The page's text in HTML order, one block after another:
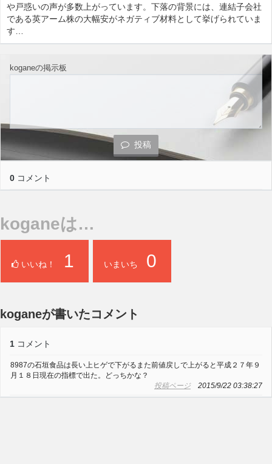
や戸惑いの声が多数上がっています。下落の背景には、連結子会社
である英アーム株の大幅安がネガティブ材料として挙げられていま
す…
koganeの掲示板
投稿
0 コメント
koganeは…
いいね！ 1 いまいち 0
koganeが書いたコメント
1 コメント
8987の石垣食品は長い上ヒゲで下がるまた前値戻しで上がると平成２７年９
月１８日現在の指標で出た。どっちかな？
投稿ページ2015/9/22 03:38:27